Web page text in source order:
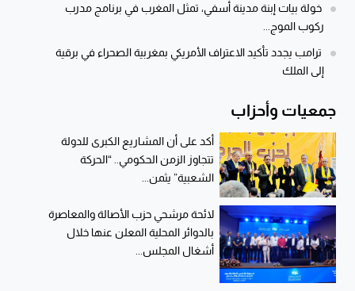
خولة بيات إبنة مدينة أسفي، تمثل المغرب في برنامج مدرب
ركوب الموج...
ترامب يجدد تأكيد الاعتراف الأمريكي بمغربية الصحراء في برقية
إلى الملك
جمعيات وأحزاب
أكد على أن المشاريع الكبرى للدولة
تتجاوز الزمن الحكومي.. “الحركة
الشعبية” يثمن...
لائحة مرشحي حزب الأصالة والمعاصرة
بالدوائر المحلية المعلن عنها خلال
أشغال المجلس...